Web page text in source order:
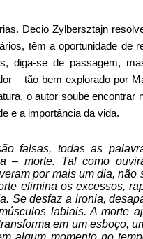
DecioZylbersztajn
têm a oportunidade de
diga-se de passagem,
– tão bem explorado por
o autor soube
e a importância da vida.
falsas, todas as
– morte. Tal como
por mais um dia, não
elimina os excessos,
Se desfaz a ironia,
labiais. A morte
em um esboço,
algum momento no